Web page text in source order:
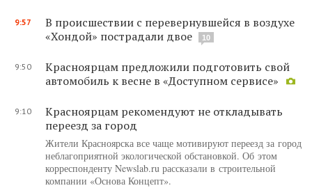
9:57
В происшествии с перевернувшейся в воздухе
«Хондой» пострадали двое
10
9:50
Красноярцам предложили подготовить свой
автомобиль к весне в «Доступном сервисе»
9:10
Красноярцам рекомендуют не откладывать
переезд за город
Жители Красноярска все чаще мотивируют переезд за город
неблагоприятной экологической обстановкой. Об этом
корреспонденту Newslab.ru рассказали в строительной
компании «Основа Концепт».